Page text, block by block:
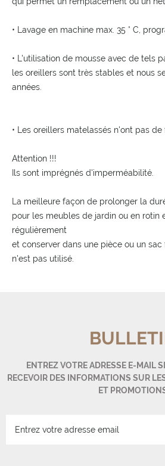
• Lavage en machine max. 35 ° C,
• L'utilisation de mousse avec de tels
les oreillers sont très stables et nous
années.
• Les oreillers matelassés n'ont pas de
Attention !!!
Ils sont imprégnés d'imperméabilité.
La meilleure façon de prolonger la
pour les meubles de jardin ou en rotin
régulièrement
et conserver dans une pièce ou un
n'est pas utilisé.
ENTREZ VOTRE ADRESSE E-MAIL
RECEVOIR DES INFORMATIONS SUR
ET